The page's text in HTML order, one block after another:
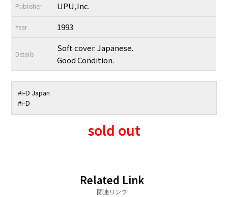
Publisher UPU,Inc.
Year 1993
Details
Soft cover. Japanese.
Good Condition.
#i-D Japan
#i-D
sold out
Related Link
関連リンク